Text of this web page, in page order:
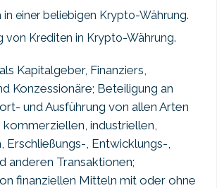
in einer beliebigen Krypto-Währung.
von Krediten in Krypto-Währung.
Kapitalgeber, Finanziers,
Konzessionäre; Beteiligung an
und Ausführung von allen Arten
industriellen,
Erschließungs-, Entwicklungs-,
anderen Transaktionen;
finanziellen Mitteln mit oder ohne